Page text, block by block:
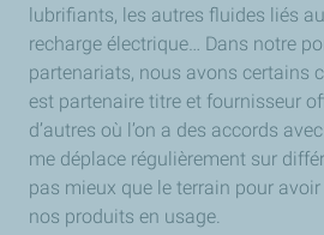
lubrifiants, les autres fluides liés
recharge électrique… Dans notre
partenariats, nous avons certains
est partenaire titre et fournisseur
d’autres où l’on a des accords
me déplace régulièrement sur
pas mieux que le terrain pour
nos produits en usage.